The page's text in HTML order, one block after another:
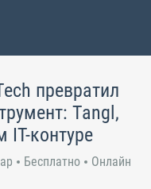
превратил
Tangl,
IT-контуре
Бесплатно Онлайн